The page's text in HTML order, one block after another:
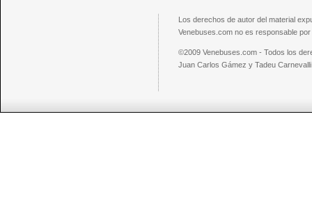
Los derechos de autor del material
Venebuses.com no es responsable
©2009 Venebuses.com - Todos los
Juan Carlos Gámez y Tadeu Carnevalli